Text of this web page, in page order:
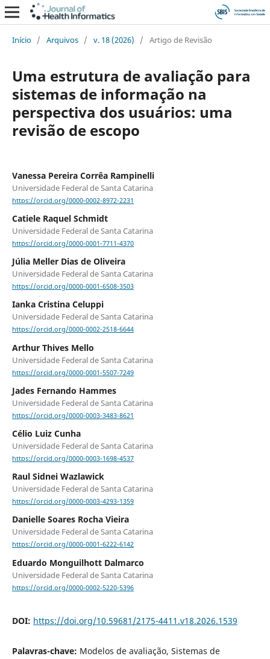
Início / Arquivos / v. 18 (2026) / Artigo de Revisão
Uma estrutura de avaliação para
sistemas de informação na
perspectiva dos usuários: uma
revisão de escopo
Vanessa Pereira Corrêa Rampinelli
Universidade Federal de Santa Catarina
https://orcid.org/0000-0002-8972-2231
Catiele Raquel Schmidt
Universidade Federal de Santa Catarina
https://orcid.org/0000-0001-7711-4370
Júlia Meller Dias de Oliveira
Universidade Federal de Santa Catarina
https://orcid.org/0000-0001-6508-3503
Ianka Cristina Celuppi
Universidade Federal de Santa Catarina
https://orcid.org/0000-0002-2518-6644
Arthur Thives Mello
Universidade Federal de Santa Catarina
https://orcid.org/0000-0001-5507-7249
Jades Fernando Hammes
Universidade Federal de Santa Catarina
https://orcid.org/0000-0003-3483-8621
Célio Luiz Cunha
Universidade Federal de Santa Catarina
https://orcid.org/0000-0003-1698-4537
Raul Sidnei Wazlawick
Universidade Federal de Santa Catarina
https://orcid.org/0000-0003-4293-1359
Danielle Soares Rocha Vieira
Universidade Federal de Santa Catarina
https://orcid.org/0000-0001-6222-6142
Eduardo Monguilhott Dalmarco
Universidade Federal de Santa Catarina
https://orcid.org/0000-0002-5220-5396
DOI: https://doi.org/10.59681/2175-4411.v18.2026.1539
Palavras-chave: Modelos de avaliação, Sistemas de